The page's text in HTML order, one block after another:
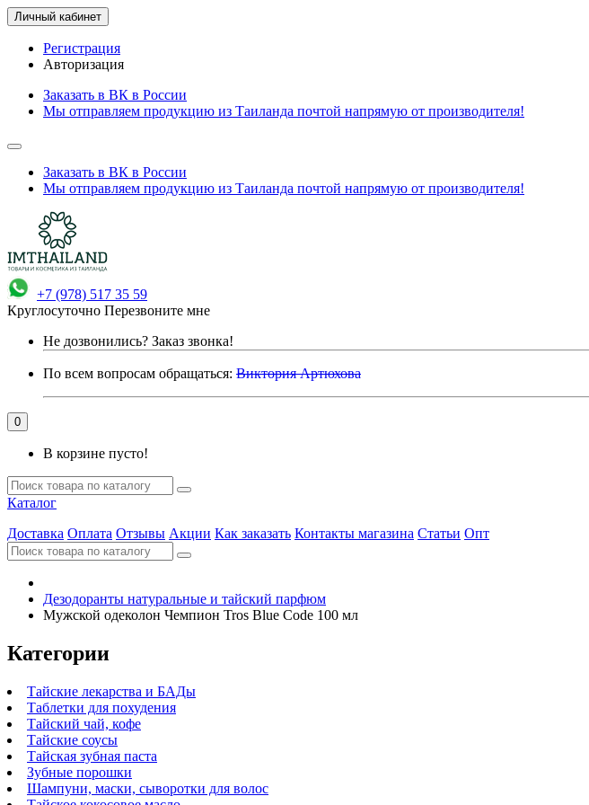
Личный кабинет
Регистрация
Авторизация
Заказать в ВК в России
Мы отправляем продукцию из Таиланда почтой напрямую от производителя!
Заказать в ВК в России
Мы отправляем продукцию из Таиланда почтой напрямую от производителя!
+7 (978) 517 35 59
Круглосуточно Перезвоните мне
Не дозвонились? Заказ звонка!
По всем вопросам обращаться: Виктория Артюхова
0
В корзине пусто!
Каталог
Доставка Оплата Отзывы Акции Как заказать Контакты магазина Статьи Опт
Дезодоранты натуральные и тайский парфюм
Мужской одеколон Чемпион Tros Blue Code 100 мл
Категории
Тайские лекарства и БАДы
Таблетки для похудения
Тайский чай, кофе
Тайские соусы
Тайская зубная паста
Зубные порошки
Шампуни, маски, сыворотки для волос